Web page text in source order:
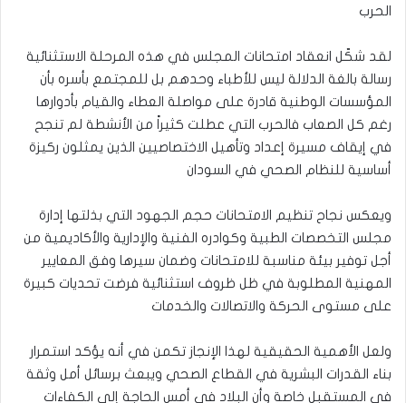
الحرب
لقد شكّل انعقاد امتحانات المجلس في هذه المرحلة الاستثنائية
رسالة بالغة الدلالة ليس للأطباء وحدهم بل للمجتمع بأسره بأن
المؤسسات الوطنية قادرة على مواصلة العطاء والقيام بأدوارها
رغم كل الصعاب فالحرب التي عطلت كثيراً من الأنشطة لم تنجح
في إيقاف مسيرة إعداد وتأهيل الاختصاصيين الذين يمثلون ركيزة
أساسية للنظام الصحي في السودان
ويعكس نجاح تنظيم الامتحانات حجم الجهود التي بذلتها إدارة
مجلس التخصصات الطبية وكوادره الفنية والإدارية والأكاديمية من
أجل توفير بيئة مناسبة للامتحانات وضمان سيرها وفق المعايير
المهنية المطلوبة في ظل ظروف استثنائية فرضت تحديات كبيرة
على مستوى الحركة والاتصالات والخدمات
ولعل الأهمية الحقيقية لهذا الإنجاز تكمن في أنه يؤكد استمرار
بناء القدرات البشرية في القطاع الصحي ويبعث برسائل أمل وثقة
في المستقبل خاصة وأن البلاد في أمس الحاجة إلى الكفاءات